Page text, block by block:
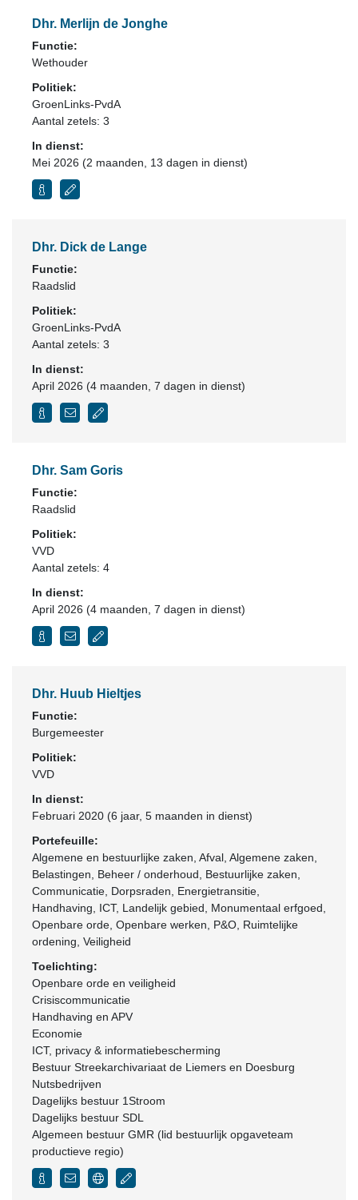
Dhr. Merlijn de Jonghe
Functie:
Wethouder
Politiek:
GroenLinks-PvdA
Aantal zetels: 3
In dienst:
Mei 2026 (2 maanden, 13 dagen in dienst)
Dhr. Dick de Lange
Functie:
Raadslid
Politiek:
GroenLinks-PvdA
Aantal zetels: 3
In dienst:
April 2026 (4 maanden, 7 dagen in dienst)
Dhr. Sam Goris
Functie:
Raadslid
Politiek:
VVD
Aantal zetels: 4
In dienst:
April 2026 (4 maanden, 7 dagen in dienst)
Dhr. Huub Hieltjes
Functie:
Burgemeester
Politiek:
VVD
In dienst:
Februari 2020 (6 jaar, 5 maanden in dienst)
Portefeuille:
Algemene en bestuurlijke zaken, Afval, Algemene zaken,
Belastingen, Beheer / onderhoud, Bestuurlijke zaken,
Communicatie, Dorpsraden, Energietransitie,
Handhaving, ICT, Landelijk gebied, Monumentaal erfgoed,
Openbare orde, Openbare werken, P&O, Ruimtelijke
ordening, Veiligheid
Toelichting:
Openbare orde en veiligheid
Crisiscommunicatie
Handhaving en APV
Economie
ICT, privacy & informatiebescherming
Bestuur Streekarchivariaat de Liemers en Doesburg
Nutsbedrijven
Dagelijks bestuur 1Stroom
Dagelijks bestuur SDL
Algemeen bestuur GMR (lid bestuurlijk opgaveteam
productieve regio)